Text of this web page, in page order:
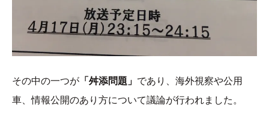
その中の一つが 「舛添問題」 であり、海外視察や公用
車、情報公開のあり方について議論が行われました。